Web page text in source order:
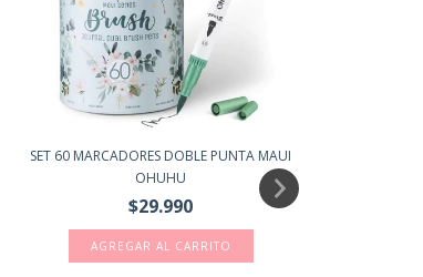
SET 60 MARCADORES DOBLE PUNTA MAUI
OHUHU
$29.990